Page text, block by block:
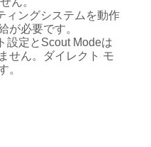
ィングシステムを動作
が必要です。
設定とScout Modeは
せん。ダイレクト モ
。